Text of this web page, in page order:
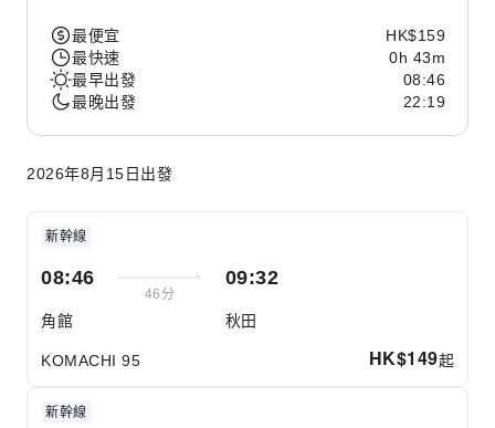
最便宜
HK$159
最快速
0h 43m
最早出發
08:46
最晚出發
22:19
2026年8月15日出發
新幹線
08:46
46分
角館
09:32
秋田
KOMACHI 95 HK$149起
新幹線